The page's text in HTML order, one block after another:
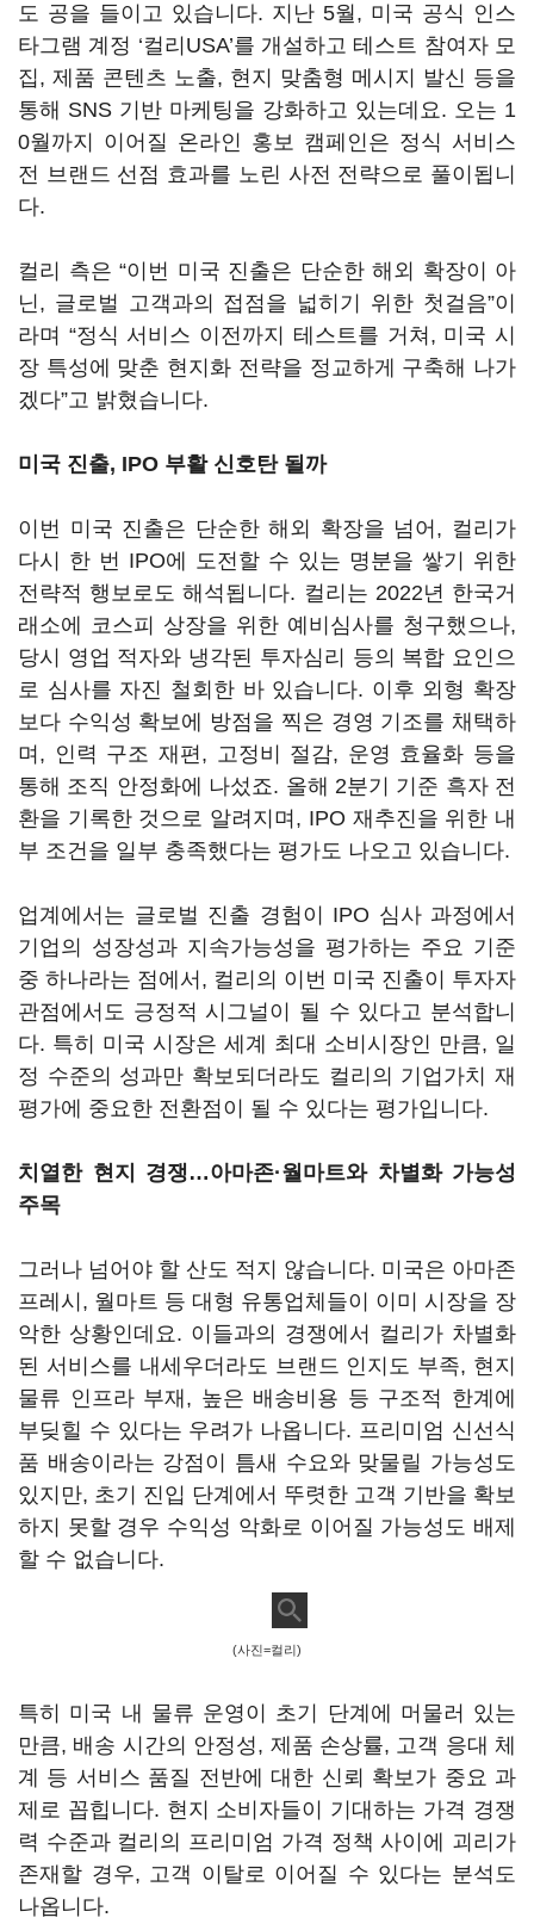
도 공을 들이고 있습니다. 지난 5월, 미국 공식 인스
타그램 계정 ‘컬리USA’를 개설하고 테스트 참여자 모
집, 제품 콘텐츠 노출, 현지 맞춤형 메시지 발신 등을
통해 SNS 기반 마케팅을 강화하고 있는데요. 오는 1
0월까지 이어질 온라인 홍보 캠페인은 정식 서비스
전 브랜드 선점 효과를 노린 사전 전략으로 풀이됩니
다.
컬리 측은 “이번 미국 진출은 단순한 해외 확장이 아
닌, 글로벌 고객과의 접점을 넓히기 위한 첫걸음”이
라며 “정식 서비스 이전까지 테스트를 거쳐, 미국 시
장 특성에 맞춘 현지화 전략을 정교하게 구축해 나가
겠다”고 밝혔습니다.
미국 진출, IPO 부활 신호탄 될까
이번 미국 진출은 단순한 해외 확장을 넘어, 컬리가
다시 한 번 IPO에 도전할 수 있는 명분을 쌓기 위한
전략적 행보로도 해석됩니다. 컬리는 2022년 한국거
래소에 코스피 상장을 위한 예비심사를 청구했으나,
당시 영업 적자와 냉각된 투자심리 등의 복합 요인으
로 심사를 자진 철회한 바 있습니다. 이후 외형 확장
보다 수익성 확보에 방점을 찍은 경영 기조를 채택하
며, 인력 구조 재편, 고정비 절감, 운영 효율화 등을
통해 조직 안정화에 나섰죠. 올해 2분기 기준 흑자 전
환을 기록한 것으로 알려지며, IPO 재추진을 위한 내
부 조건을 일부 충족했다는 평가도 나오고 있습니다.
업계에서는 글로벌 진출 경험이 IPO 심사 과정에서
기업의 성장성과 지속가능성을 평가하는 주요 기준
중 하나라는 점에서, 컬리의 이번 미국 진출이 투자자
관점에서도 긍정적 시그널이 될 수 있다고 분석합니
다. 특히 미국 시장은 세계 최대 소비시장인 만큼, 일
정 수준의 성과만 확보되더라도 컬리의 기업가치 재
평가에 중요한 전환점이 될 수 있다는 평가입니다.
치열한 현지 경쟁…아마존·월마트와 차별화 가능성
주목
그러나 넘어야 할 산도 적지 않습니다. 미국은 아마존
프레시, 월마트 등 대형 유통업체들이 이미 시장을 장
악한 상황인데요. 이들과의 경쟁에서 컬리가 차별화
된 서비스를 내세우더라도 브랜드 인지도 부족, 현지
물류 인프라 부재, 높은 배송비용 등 구조적 한계에
부딪힐 수 있다는 우려가 나옵니다. 프리미엄 신선식
품 배송이라는 강점이 틈새 수요와 맞물릴 가능성도
있지만, 초기 진입 단계에서 뚜렷한 고객 기반을 확보
하지 못할 경우 수익성 악화로 이어질 가능성도 배제
할 수 없습니다.
(사진=컬리)
특히 미국 내 물류 운영이 초기 단계에 머물러 있는
만큼, 배송 시간의 안정성, 제품 손상률, 고객 응대 체
계 등 서비스 품질 전반에 대한 신뢰 확보가 중요 과
제로 꼽힙니다. 현지 소비자들이 기대하는 가격 경쟁
력 수준과 컬리의 프리미엄 가격 정책 사이에 괴리가
존재할 경우, 고객 이탈로 이어질 수 있다는 분석도
나옵니다.